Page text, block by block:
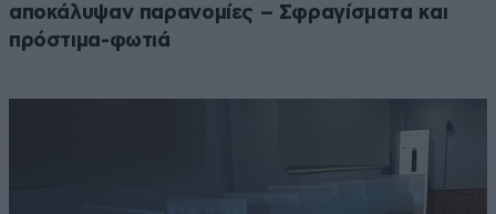
αποκάλυψαν παρανομίες – Σφραγίσματα και
πρόστιμα-φωτιά